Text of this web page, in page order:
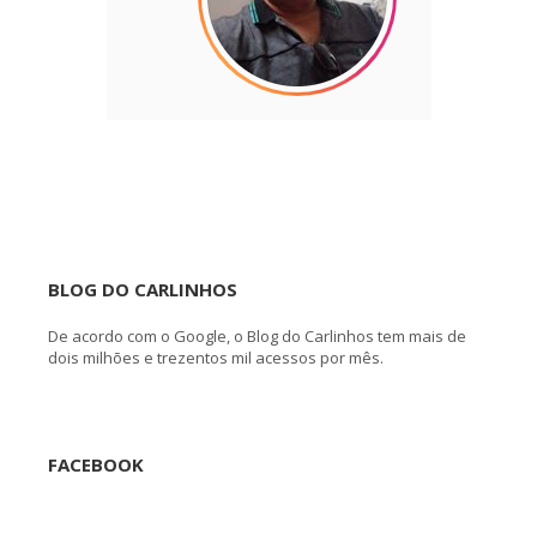
BLOG DO CARLINHOS
De acordo com o Google, o Blog do Carlinhos tem mais de
dois milhões e trezentos mil acessos por mês.
FACEBOOK